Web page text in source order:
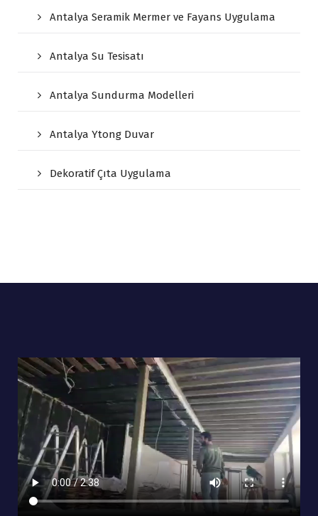
Antalya Seramik Mermer ve Fayans Uygulama
Antalya Su Tesisatı
Antalya Sundurma Modelleri
Antalya Ytong Duvar
Dekoratif Çıta Uygulama